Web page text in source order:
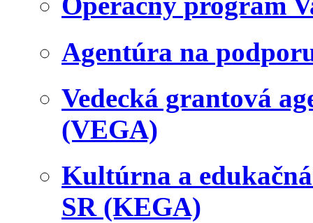
Agentúra na
Vedecká grantová
(VEGA)
Kultúrna a
SR (KEGA)